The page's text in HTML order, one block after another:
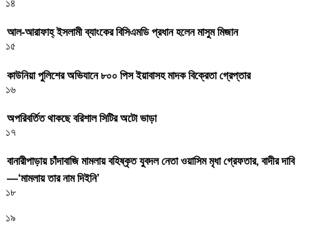
১৪
আল-আরাফাহ্ ইসলামী ব্যাংকের বিসিএমডি প্রধান হলেন মাসুম মিজান
১৫
কাউনিয়া পুলিশের অভিযানে ৮০০ পিস ইয়াবাসহ মাদক বিক্রেতা গ্রেপ্তার
১৬
অপরিবর্তিত থাকছে বরিশাল সিটির অটো ভাড়া
১৭
বানারীপাড়ায় চাঁদাবাজি মামলায় বহিষ্কৃত যুবদল নেতা ওয়াসিম মৃধা গ্রেফতার, বাদীর দাবি
—‘মামলায় তার নাম দিইনি’
১৮
১৯